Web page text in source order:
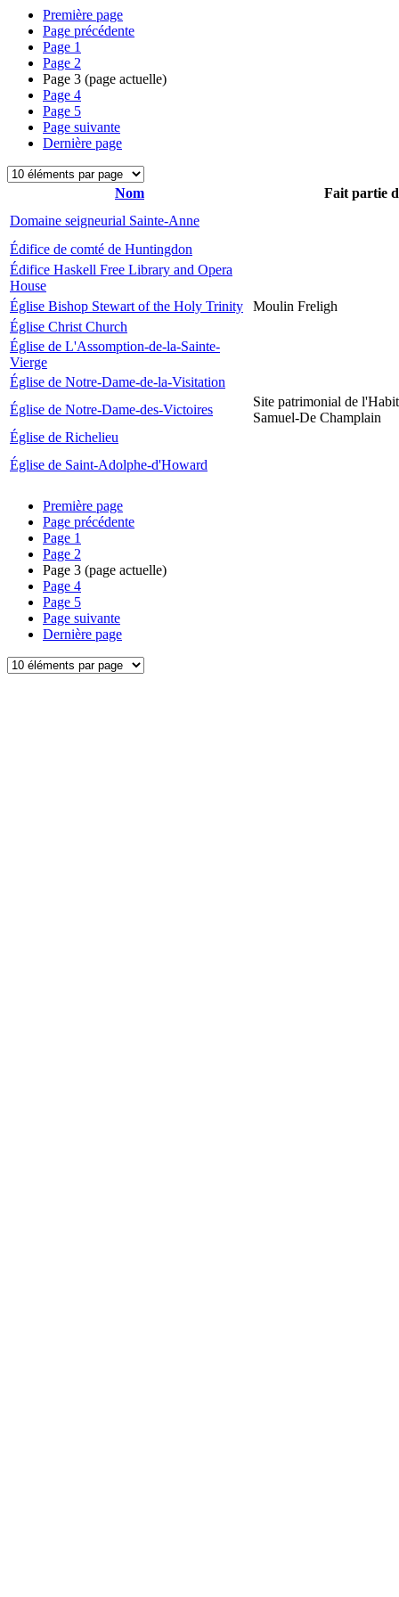
Première page
Page précédente
Page 1
Page 2
Page 3 (page actuelle)
Page 4
Page 5
Page suivante
Dernière page
Nom
Fait partie
Domaine seigneurial Sainte-Anne
Édifice de comté de Huntingdon
Édifice Haskell Free Library and Opera
House
Église Bishop Stewart of the Holy Trinity
Moulin Freligh
Église Christ Church
Église de L'Assomption-de-la-Sainte-
Vierge
Église de Notre-Dame-de-la-Visitation
Église de Notre-Dame-des-Victoires
Site patrimonial de
Samuel-De Champlain
Église de Richelieu
Église de Saint-Adolphe-d'Howard
Première page
Page précédente
Page 1
Page 2
Page 3 (page actuelle)
Page 4
Page 5
Page suivante
Dernière page